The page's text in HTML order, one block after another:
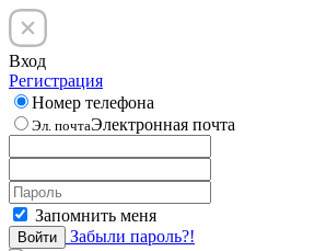
Вход
Регистрация
Номер телефона
Эл. почтаЭлектронная почта
Запомнить меня
Войти Забыли пароль?!